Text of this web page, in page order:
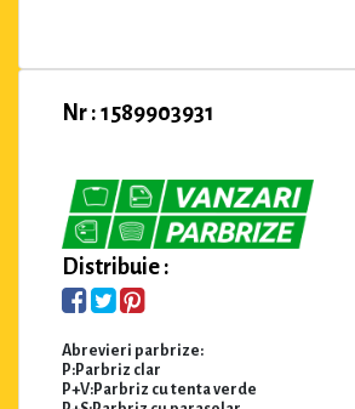
Nr : 1589903931
Distribuie :
Abrevieri parbrize:
P:Parbriz clar
P+V:Parbriz cu tenta verde